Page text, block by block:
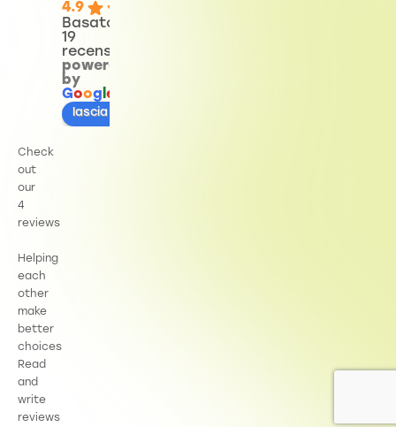
4.9
Basato su
19
recensioni
powered
by
Goog e
lascia una recensione su
Check
out
our
4
reviews
Helping
each
other
make
better
choices
Read
and
write
reviews